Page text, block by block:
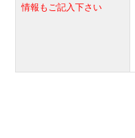
情報もご記入下さい